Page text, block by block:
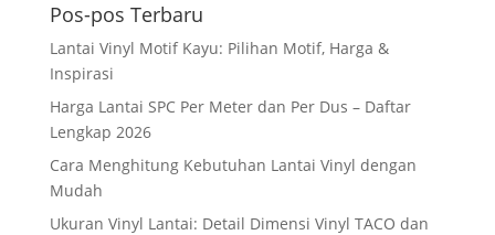
Pos-pos Terbaru
Lantai Vinyl Motif Kayu: Pilihan Motif, Harga &
Inspirasi
Harga Lantai SPC Per Meter dan Per Dus – Daftar
Lengkap 2026
Cara Menghitung Kebutuhan Lantai Vinyl dengan
Mudah
Ukuran Vinyl Lantai: Detail Dimensi Vinyl TACO dan